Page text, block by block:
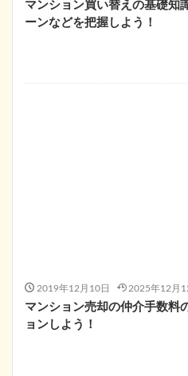
マンション買い替えの基礎知
ーンなどを把握しよう！
2019年12月10日 2025年12月
マンション売却の仲介手数料
ョンしよう！